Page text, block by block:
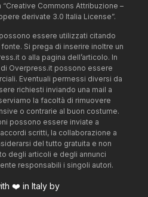
Commons Attribuzione –
derivate 3.0 Italia License”.
essere utilizzati citando
Si prega di inserire inoltre un
o alla pagina dell’articolo. In
Overpress.it possono essere
Eventuali permessi diversi da
richiesti inviando una mail a
la facoltà di rimuovere
o contrarie al buon costume.
possono essere inviate a
scritti, la collaborazione a
del tutto gratuita e non
degli articoli e degli annunci
responsabili i singoli autori.
❤️ in Italy by